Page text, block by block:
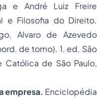
e André Luiz Freire
e Filosofia do Direito.
Alvaro de Azevedo
de tomo). 1. ed. São
Católica de São Paulo,
empresa. Enciclopédia